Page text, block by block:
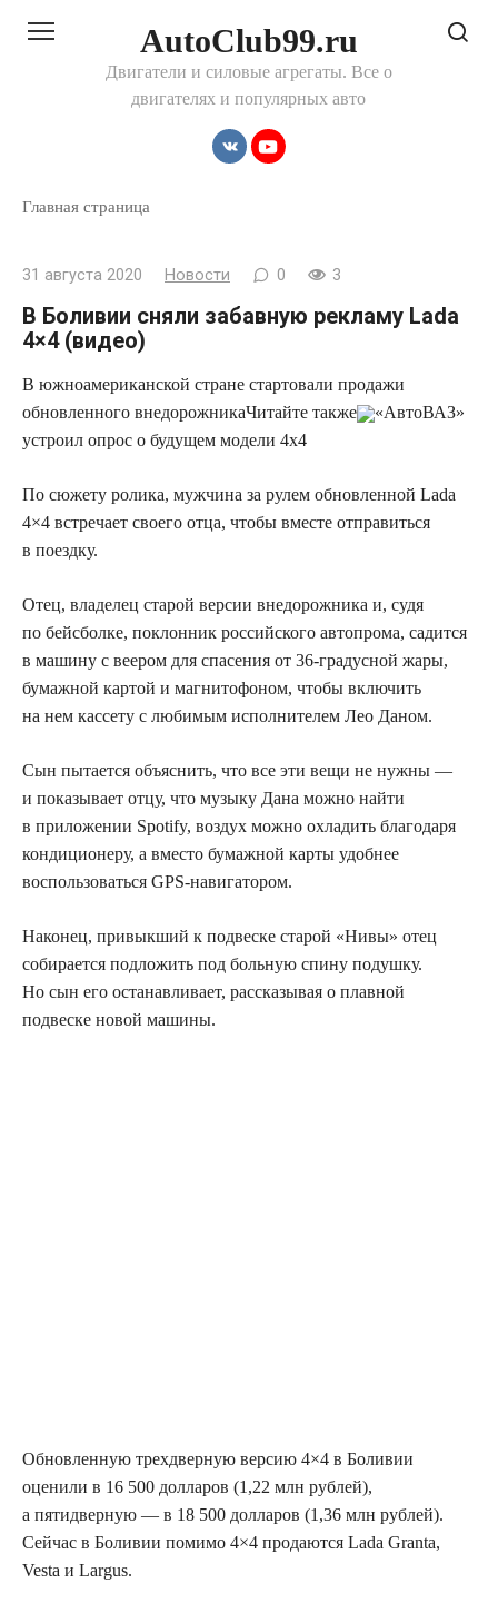
AutoClub99.ru
Двигатели и силовые агрегаты. Все о
двигателях и популярных авто
Главная страница
31 августа 2020 Новости 0 3
В Боливии сняли забавную рекламу Lada
4×4 (видео)
В южноамериканской стране стартовали продажи
обновленного внедорожникаЧитайте также
«АвтоВАЗ»
устроил опрос о будущем модели 4х4
По сюжету ролика, мужчина за рулем обновленной Lada
4×4 встречает своего отца, чтобы вместе отправиться
в поездку.
Отец, владелец старой версии внедорожника и, судя
по бейсболке, поклонник российского автопрома, садится
в машину с веером для спасения от 36-градусной жары,
бумажной картой и магнитофоном, чтобы включить
на нем кассету с любимым исполнителем Лео Даном.
Сын пытается объяснить, что все эти вещи не нужны —
и показывает отцу, что музыку Дана можно найти
в приложении Spotify, воздух можно охладить благодаря
кондиционеру, а вместо бумажной карты удобнее
воспользоваться GPS-навигатором.
Наконец, привыкший к подвеске старой «Нивы» отец
собирается подложить под больную спину подушку.
Но сын его останавливает, рассказывая о плавной
подвеске новой машины.
Обновленную трехдверную версию 4×4 в Боливии
оценили в 16 500 долларов (1,22 млн рублей),
а пятидверную — в 18 500 долларов (1,36 млн рублей).
Сейчас в Боливии помимо 4×4 продаются Lada Granta,
Vesta и Largus.